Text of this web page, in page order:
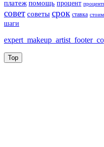
платеж помощь процент
совет советы срок ставка
шаги
Top